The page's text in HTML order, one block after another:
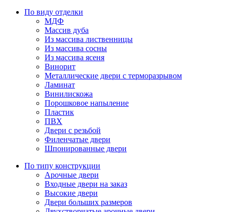
По виду отделки
МДФ
Массив дуба
Из массива лиственницы
Из массива сосны
Из массива ясеня
Винорит
Металлические двери с терморазрывом
Ламинат
Винилискожа
Порошковое напыление
Пластик
ПВХ
Двери с резьбой
Филенчатые двери
Шпонированные двери
По типу конструкции
Арочные двери
Входные двери на заказ
Высокие двери
Двери больших размеров